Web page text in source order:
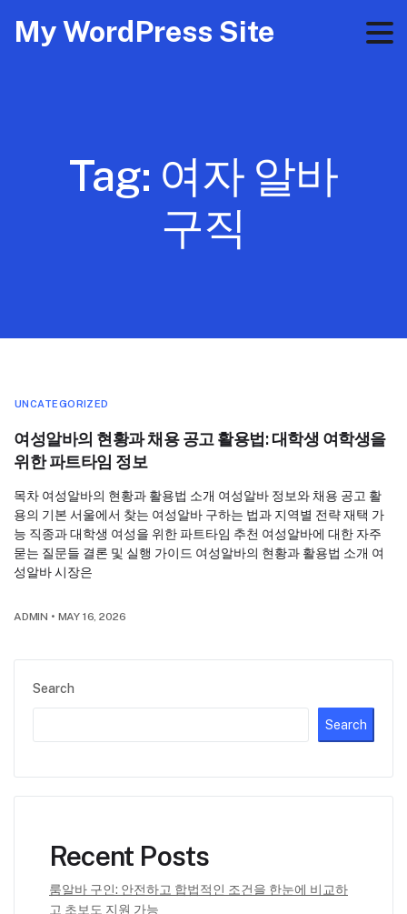
My WordPress Site
Tag: 여자 알바
구직
Search
Search
Recent Posts
룸알바 구인: 안전하고 합법적인 조건을 한눈에 비교하
고 초보도 지원 가능
UNCATEGORIZED
여성알바의 현황과 채용 공고 활용법: 대학생 여학생을
위한 파트타임 정보
목차 여성알바의 현황과 활용법 소개 여성알바 정보와 채용 공고 활
용의 기본 서울에서 찾는 여성알바 구하는 법과 지역별 전략 재택 가
능 직종과 대학생 여성을 위한 파트타임 추천 여성알바에 대한 자주
묻는 질문들 결론 및 실행 가이드 여성알바의 현황과 활용법 소개 여
성알바 시장은
ADMIN • MAY 16, 2026